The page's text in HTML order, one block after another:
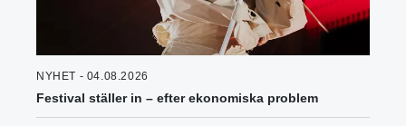
NYHET - 04.08.2026
Festival ställer in – efter ekonomiska problem